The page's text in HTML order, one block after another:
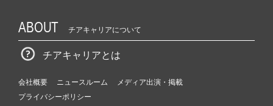
ABOUT チアキャリアについて
チアキャリアとは
会社概要 ニュースルーム
メディア出演・掲載
プライバシーポリシー